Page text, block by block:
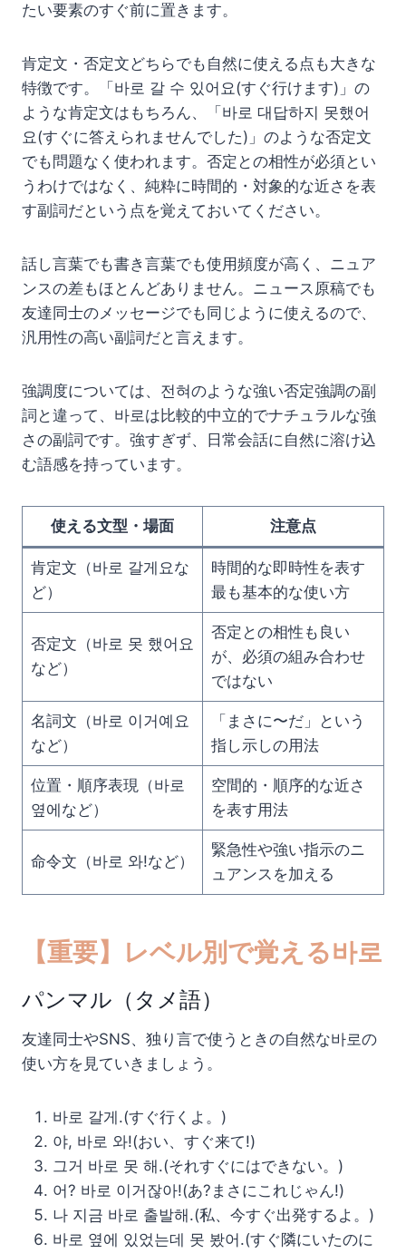
たい要素のすぐ前に置きます。
肯定文・否定文どちらでも自然に使える点も大きな
特徴です。「바로 갈 수 있어요(すぐ行けます)」の
ような肯定文はもちろん、「바로 대답하지 못했어
요(すぐに答えられませんでした)」のような否定文
でも問題なく使われます。否定との相性が必須とい
うわけではなく、純粋に時間的・対象的な近さを表
す副詞だという点を覚えておいてください。
話し言葉でも書き言葉でも使用頻度が高く、ニュア
ンスの差もほとんどありません。ニュース原稿でも
友達同士のメッセージでも同じように使えるので、
汎用性の高い副詞だと言えます。
強調度については、전혀のような強い否定強調の副
詞と違って、바로は比較的中立的でナチュラルな強
さの副詞です。強すぎず、日常会話に自然に溶け込
む語感を持っています。
使える文型・場面 注意点
肯定文（바로 갈게요な
ど）
時間的な即時性を表す
最も基本的な使い方
否定文（바로 못 했어요
など）
否定との相性も良い
が、必須の組み合わせ
ではない
名詞文（바로 이거예요
など）
「まさに〜だ」という
指し示しの用法
位置・順序表現（바로
옆에など）
空間的・順序的な近さ
を表す用法
命令文（바로 와!など）
緊急性や強い指示のニ
ュアンスを加える
【重要】レベル別で覚える바로
パンマル（タメ語）
友達同士やSNS、独り言で使うときの自然な바로の
使い方を見ていきましょう。
바로 갈게.(すぐ行くよ。)
야, 바로 와!(おい、すぐ来て!)
그거 바로 못 해.(それすぐにはできない。)
어? 바로 이거잖아!(あ?まさにこれじゃん!)
나 지금 바로 출발해.(私、今すぐ出発するよ。)
바로 옆에 있었는데 못 봤어.(すぐ隣にいたのに